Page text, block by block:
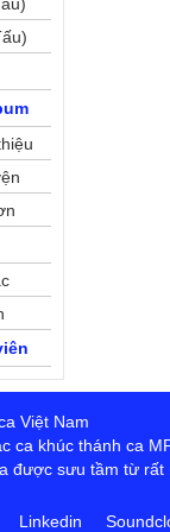
Việt Nam
ca khúc thánh ca
được sưu tầm từ
Linkedin